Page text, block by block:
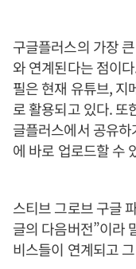
구글플러스의 가장
와 연계된다는 점이
필은 현재 유튜브, 지
로 활용되고 있다. 또
글플러스에서 공유
에 바로 업로드할 수
스티브 그로브 구글
글의 다음버전”이라
비스들이 연계되고